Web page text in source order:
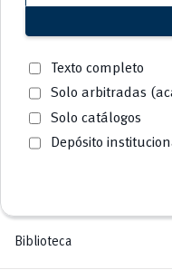
publicaciones
y
Texto completo
Solo arbitradas
Solo catálogos
Depósito
Biblioteca